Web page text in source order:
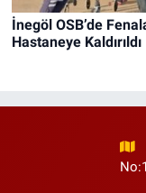
İnegöl OSB’de
Hastaneye Kaldırıldı